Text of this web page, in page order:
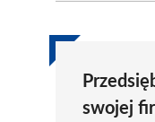
swojej